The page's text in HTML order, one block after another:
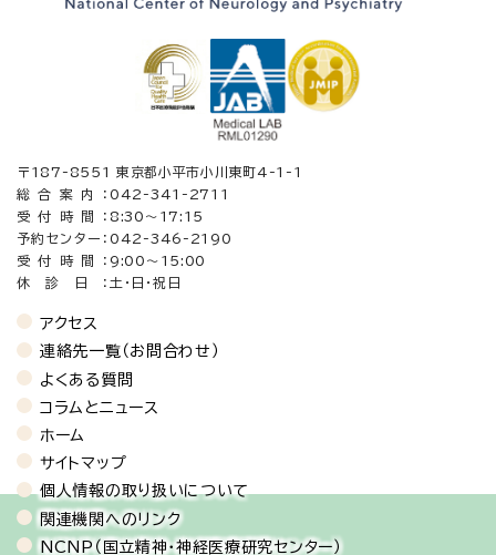
〒187-8551 東京都小平市小川東町4-1-1
総合案内： 042-341-2711
受付時間： 8:30〜17:15
予約センター： 042-346-2190
受付時間： 9:00～15:00
休診日： 土・日・祝日
アクセス
連絡先一覧（お問合わせ）
よくある質問
コラムとニュース
ホーム
サイトマップ
個人情報の取り扱いについて
関連機関へのリンク
NCNP（国立精神・神経医療研究センター）